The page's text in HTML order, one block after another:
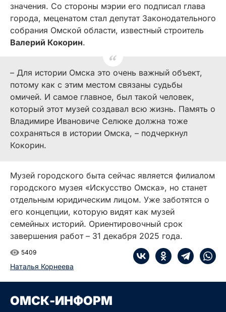
значения. Со стороны мэрии его подписал глава
города, меценатом стал депутат Законодательного
собрания Омской области, известный строитель
Валерий Кокорин.
– Для истории Омска это очень важный объект,
потому как с этим местом связаны судьбы
омичей. И самое главное, был такой человек,
который этот музей создавал всю жизнь. Память о
Владимире Ивановиче Селюке должна тоже
сохраняться в истории Омска, – подчеркнул
Кокорин.
Музей городского быта сейчас является филиалом
городского музея «Искусство Омска», но станет
отдельным юридическим лицом. Уже заботятся о
его концепции, которую видят как музей
семейных историй. Ориентировочный срок
завершения работ – 31 декабря 2025 года.
5409
Наталья Корнеева
ОМСК-ИНФОРМ